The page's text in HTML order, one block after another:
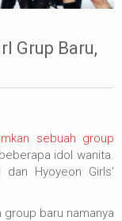
Grup Baru,
sebuah group
idol wanita.
Hyoyeon Girls'
group baru namanya